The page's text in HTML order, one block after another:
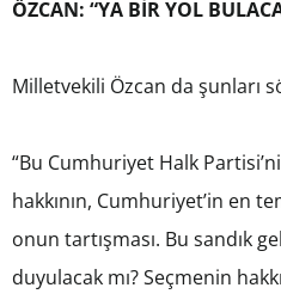
ÖZCAN: “YA BİR YOL
Milletvekili Özcan da şunları
“Bu Cumhuriyet Halk
hakkının, Cumhuriyet’in en
onun tartışması. Bu sandık
duyulacak mı? Seçmenin